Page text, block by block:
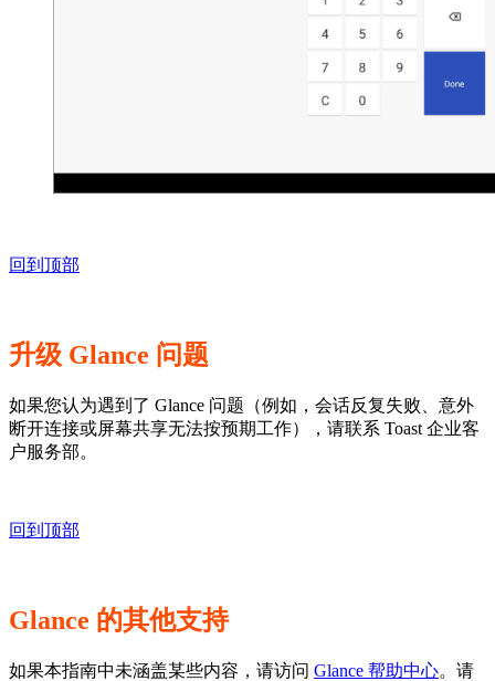
回到顶部
升级 Glance 问题
如果您认为遇到了 Glance 问题（例如，会话反复失败、意外
断开连接或屏幕共享无法按预期工作），请联系 Toast 企业客
户服务部。
回到顶部
Glance 的其他支持
如果本指南中未涵盖某些内容，请访问 Glance 帮助中心。请